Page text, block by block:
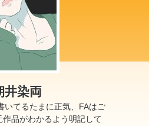
井染両
いてるたまに正気、FAはご
作品がわかるよう明記して